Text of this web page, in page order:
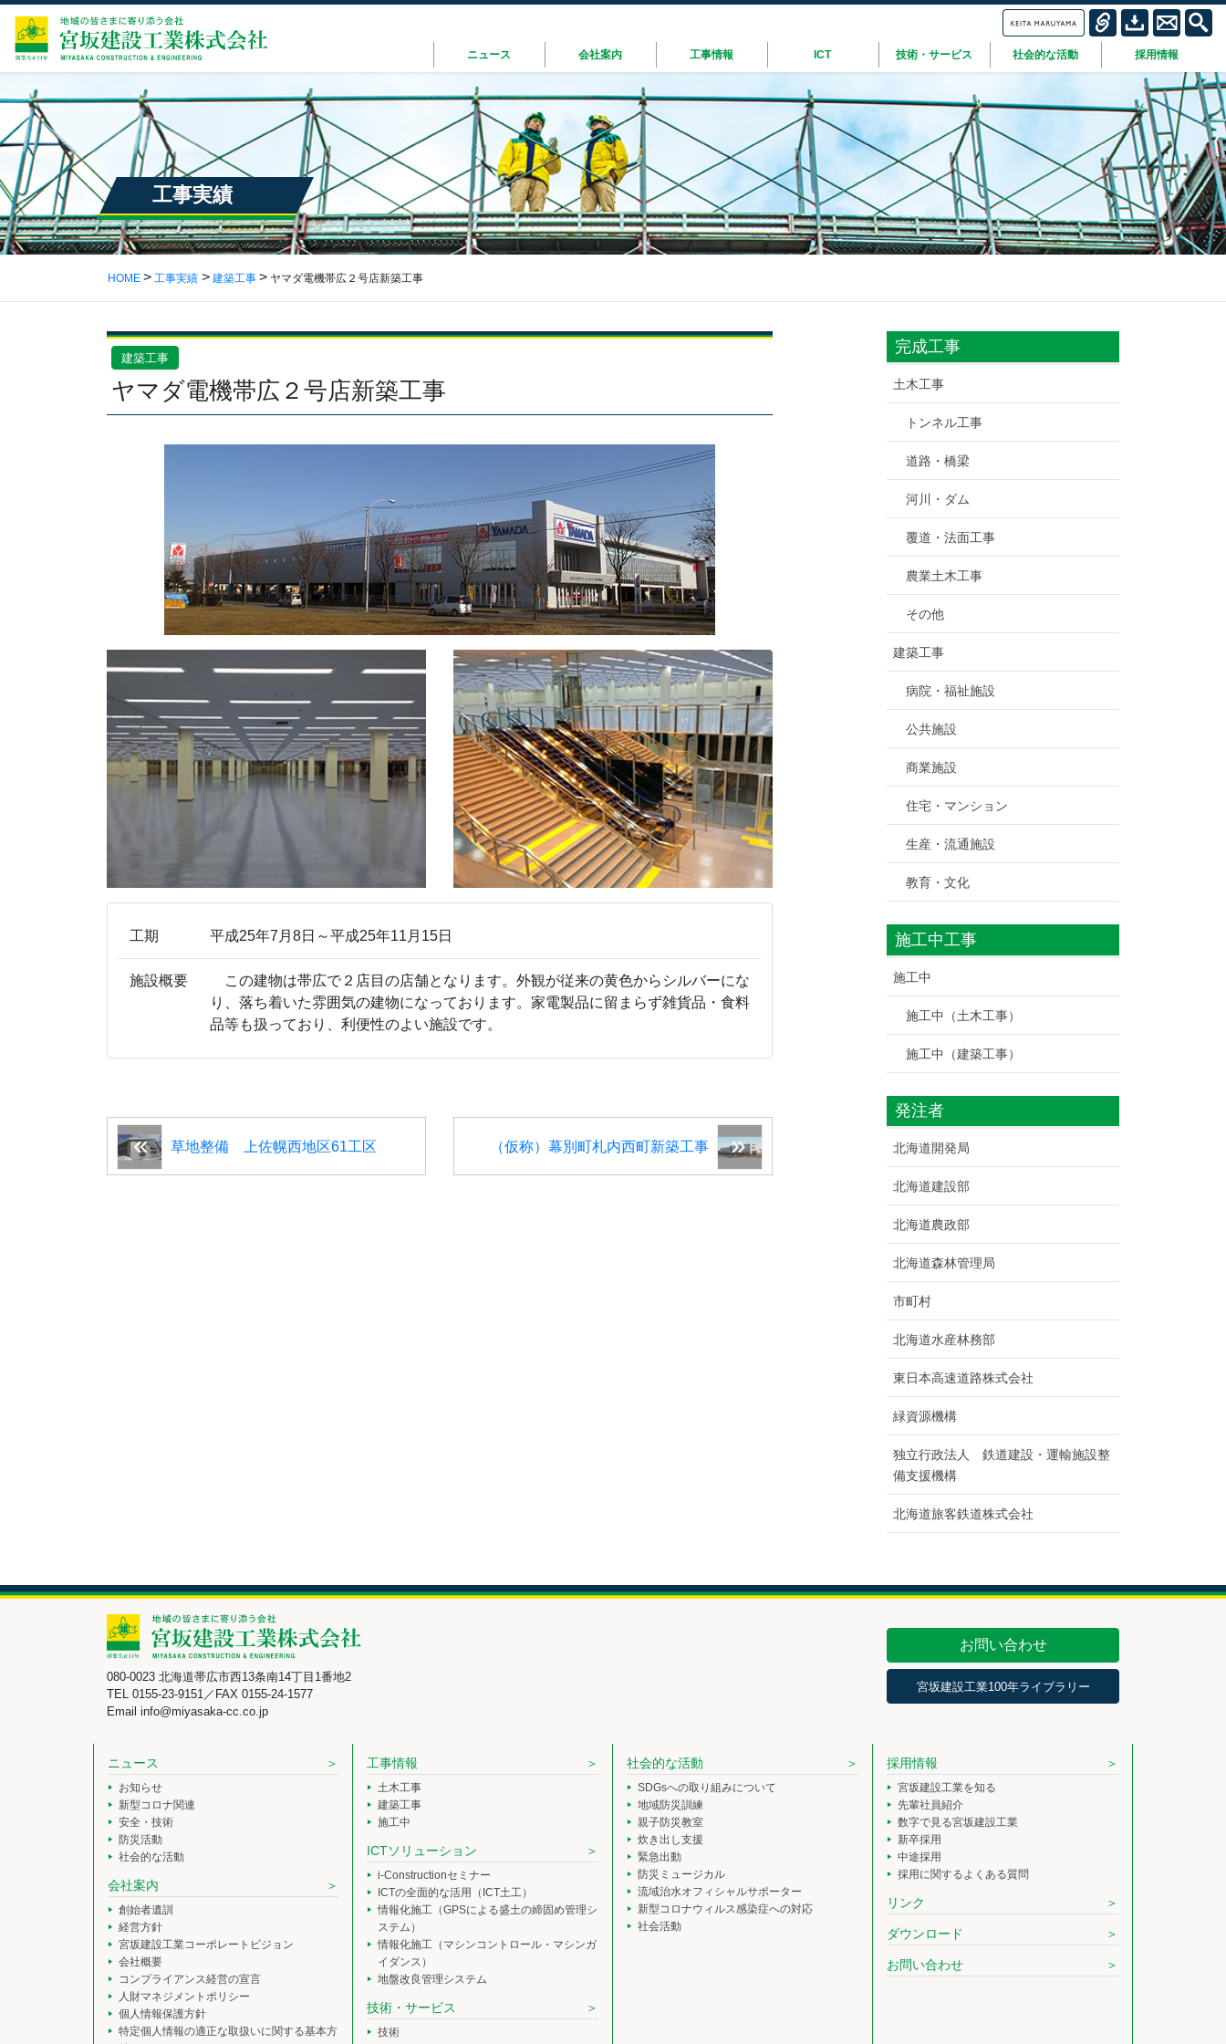
ニュース 会社案内 工事情報 ICT 技術・サービス 社会的な活動 採用情報
工事実績
HOME 工事実績 建築工事 ヤマダ電機帯広２号店新築工事
建築工事
ヤマダ電機帯広２号店新築工事
工期 平成25年7月8日～平成25年11月15日
施設概要
この建物は帯広で２店目の店舗となります。外観が従来の黄色からシルバーにな
り、落ち着いた雰囲気の建物になっております。家電製品に留まらず雑貨品・食料
品等も扱っており、利便性のよい施設です。
草地整備 上佐幌西地区61工区 （仮称）幕別町札内西町新築工事
完成工事
土木工事
トンネル工事
道路・橋梁
河川・ダム
覆道・法面工事
農業土木工事
その他
建築工事
病院・福祉施設
公共施設
商業施設
住宅・マンション
生産・流通施設
教育・文化
施工中工事
施工中
施工中（土木工事）
施工中（建築工事）
発注者
北海道開発局
北海道建設部
北海道農政部
北海道森林管理局
市町村
北海道水産林務部
東日本高速道路株式会社
緑資源機構
独立行政法人 鉄道建設・運輸施設整
備支援機構
北海道旅客鉄道株式会社
080-0023 北海道帯広市西13条南14丁目1番地2
TEL 0155-23-9151／FAX 0155-24-1577
Email info@miyasaka-cc.co.jp
お問い合わせ
宮坂建設工業100年ライブラリー
ニュース
お知らせ
新型コロナ関連
安全・技術
防災活動
社会的な活動
会社案内
創始者遺訓
経営方針
宮坂建設工業コーポレートビジョン
会社概要
コンプライアンス経営の宣言
人財マネジメントポリシー
個人情報保護方針
特定個人情報の適正な取扱いに関する基本方
工事情報
土木工事
建築工事
施工中
ICTソリューション
i-Constructionセミナー
ICTの全面的な活用（ICT土工）
情報化施工（GPSによる盛土の締固め管理シ
ステム）
情報化施工（マシンコントロール・マシンガ
イダンス）
地盤改良管理システム
技術・サービス
技術
社会的な活動
SDGsへの取り組みについて
地域防災訓練
親子防災教室
炊き出し支援
緊急出動
防災ミュージカル
流域治水オフィシャルサポーター
新型コロナウィルス感染症への対応
社会活動
採用情報
宮坂建設工業を知る
先輩社員紹介
数字で見る宮坂建設工業
新卒採用
中途採用
採用に関するよくある質問
リンク
ダウンロード
お問い合わせ